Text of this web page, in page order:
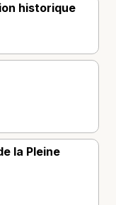
historique
la Pleine